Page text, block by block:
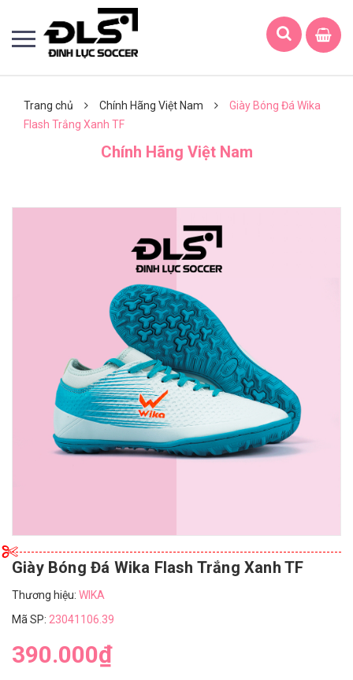
Trang chủ Chính Hãng Việt Nam
Giày Bóng Đá Wika
Flash Trắng Xanh TF
Chính Hãng Việt Nam
Giày Bóng Đá Wika Flash Trắng Xanh TF
Thương hiệu: WIKA
Mã SP: 23041106.39
390.000₫